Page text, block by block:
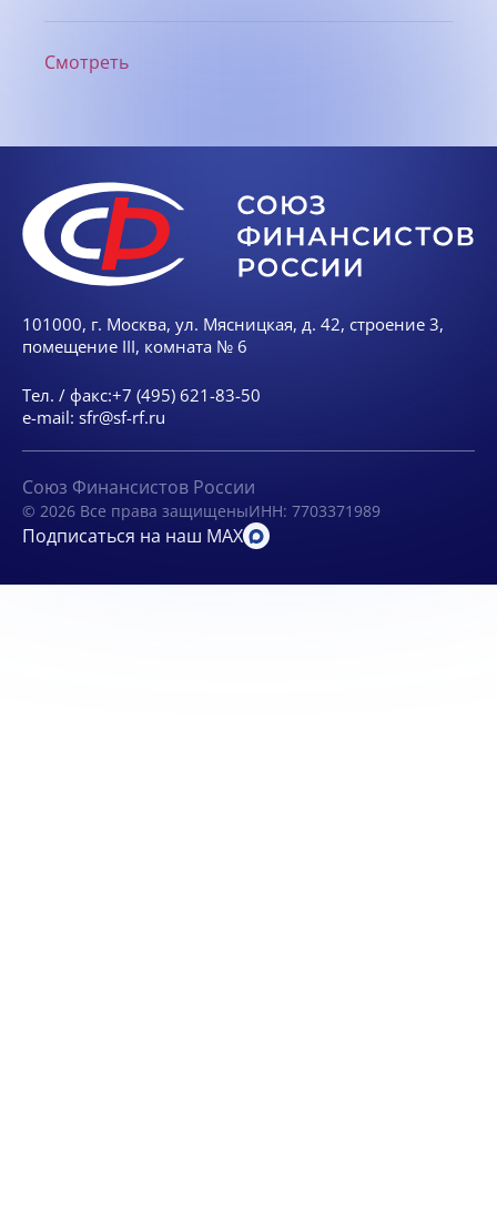
Смотреть
101000, г. Москва, ул. Мясницкая, д. 42, строение 3,
помещение III, комната № 6
Тел. / факс:+7 (495) 621-83-50
e-mail: sfr@sf-rf.ru
Союз Финансистов России
© 2026 Все права защищеныИНН: 7703371989
Подписаться на наш MAX